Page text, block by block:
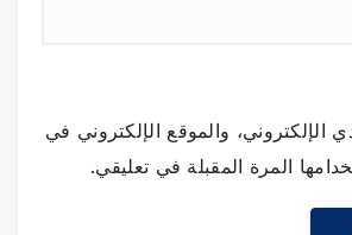
الإلكتروني، والموقع الإلكتروني في
المرة المقبلة في تعليقي.